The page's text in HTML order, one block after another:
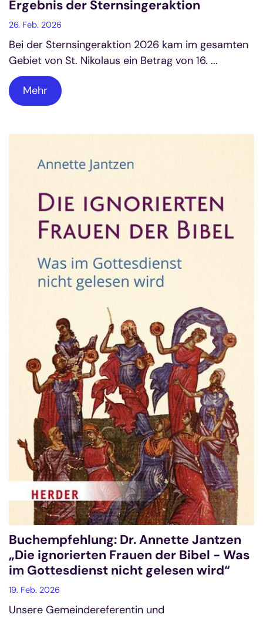
Ergebnis der Sternsingeraktion
26. Feb. 2026
Bei der Sternsingeraktion 2026 kam im gesamten
Gebiet von St. Nikolaus ein Betrag von 16. ...
Mehr
Buchempfehlung: Dr. Annette Jantzen
„Die ignorierten Frauen der Bibel - Was
im Gottesdienst nicht gelesen wird“
19. Feb. 2026
Unsere Gemeindereferentin und